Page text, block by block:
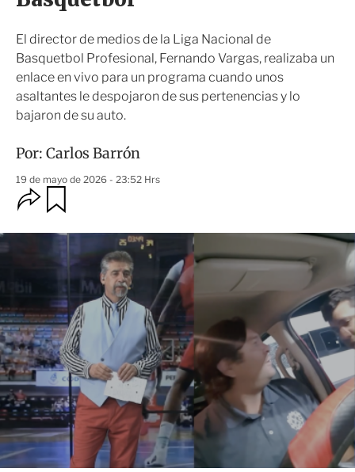
El director de medios de la Liga Nacional de
Basquetbol Profesional, Fernando Vargas, realizaba un
enlace en vivo para un programa cuando unos
asaltantes le despojaron de sus pertenencias y lo
bajaron de su auto.
Por: Carlos Barrón
19 de mayo de 2026 - 23:52 Hrs
O
p
i
d
e
c
o
m
p
a
r
t
i
r
r
a
r